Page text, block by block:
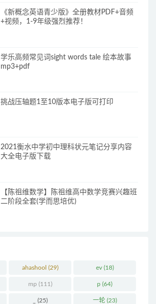
《新概念英语青少版》全册教材PDF+音频
+视频，1-9年级强烈推荐！
学乐高频常见词sight words tale 绘本故事
mp3+pdf
挑战压轴题1至10版本电子版可打印
2021衡水中学初中理科状元笔记分享内容
大全电子版下载
【陈祖维数学】陈祖维高中数学竞赛兴趣班
二阶段全套(学而思培优)
ahashool (29) ev(18)
mp (111) p (64)
(25) 一轮(23)